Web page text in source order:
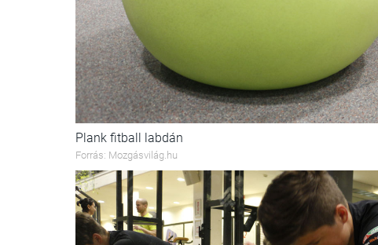
Plank fitball labdán
Forrás: Mozgásvilág.hu